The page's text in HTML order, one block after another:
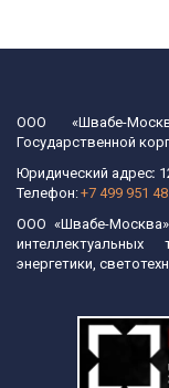
ООО «Швабе-
Государственной
Юридический адрес:
Телефон: +7 499 951
ООО «Швабе-
интеллектуальных
энергетики,